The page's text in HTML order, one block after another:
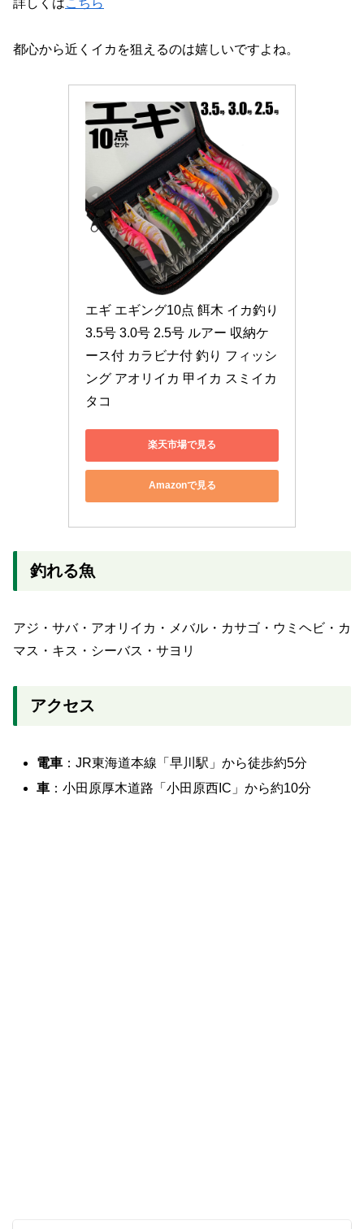
詳しくはこちら
都心から近くイカを狙えるのは嬉しいですよね。
エギ エギング10点 餌木 イカ釣り
3.5号 3.0号 2.5号 ルアー 収納ケ
ース付 カラビナ付 釣り フィッシ
ング アオリイカ 甲イカ スミイカ
タコ
楽天市場で見る
Amazonで見る
釣れる魚
アジ・サバ・アオリイカ・メバル・カサゴ・ウミヘビ・カ
マス・キス・シーバス・サヨリ
アクセス
電車 ：JR東海道本線「早川駅」から徒歩約5分
車 ：小田原厚木道路「小田原西IC」から約10分